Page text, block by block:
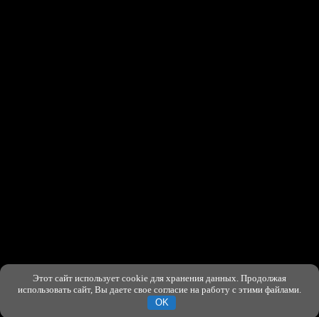
ХОРОШО
Этот сайт использует cookie для хранения данных. Продолжая
использовать сайт, Вы даете свое согласие на работу с этими файлами.
OK